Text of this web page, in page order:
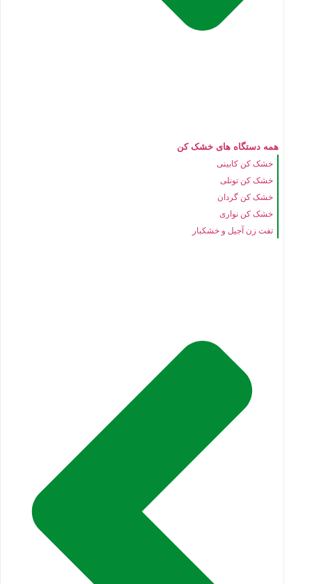
همه دستگاه های خشک کن
خشک کن کابینی
خشک کن تونلی
خشک کن گردان
خشک کن نواری
تفت زن آجیل و خشکبار